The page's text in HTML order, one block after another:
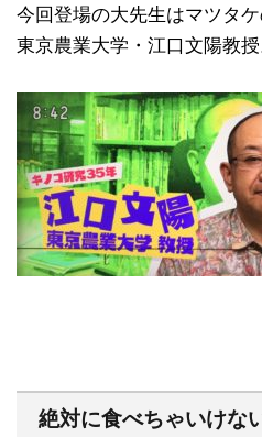
今回登場の大先生はマツタ
東京農業大学・江口文陽教授
絶対に食べちゃいけな